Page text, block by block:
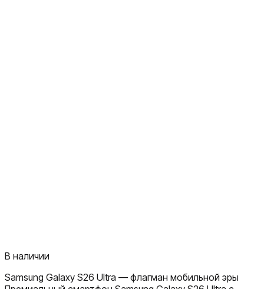
В наличии
Samsung Galaxy S26 Ultra — флагман мобильной эры